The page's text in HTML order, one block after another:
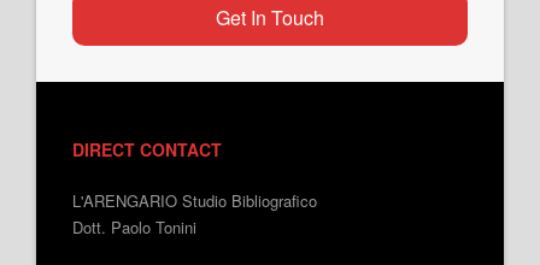
Get In Touch
DIRECT CONTACT
L'ARENGARIO Studio Bibliografico
Dott. Paolo Tonini